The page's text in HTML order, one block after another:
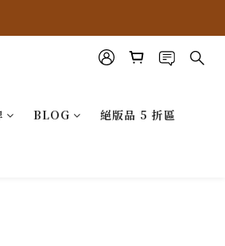
BLOG
絕版品 5 折區